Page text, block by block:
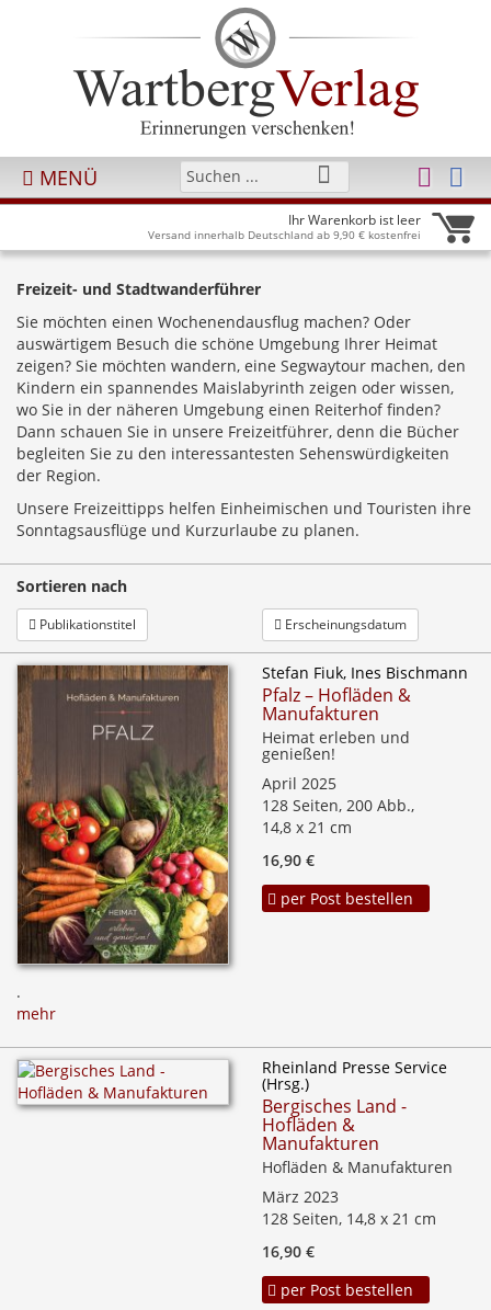
MENÜ
Ihr Warenkorb ist leer
Versand innerhalb Deutschland ab 9,90 € kostenfrei
Freizeit- und Stadtwanderführer
Sie möchten einen Wochenendausflug machen? Oder
auswärtigem Besuch die schöne Umgebung Ihrer Heimat
zeigen? Sie möchten wandern, eine Segwaytour machen, den
Kindern ein spannendes Maislabyrinth zeigen oder wissen,
wo Sie in der näheren Umgebung einen Reiterhof finden?
Dann schauen Sie in unsere Freizeitführer, denn die Bücher
begleiten Sie zu den interessantesten Sehenswürdigkeiten
der Region.
Unsere Freizeittipps helfen Einheimischen und Touristen ihre
Sonntagsausflüge und Kurzurlaube zu planen.
Sortieren nach
Publikationstitel Erscheinungsdatum
Stefan Fiuk, Ines Bischmann
Pfalz – Hofläden &
Manufakturen
Heimat erleben und
genießen!
April 2025
128 Seiten, 200 Abb.,
14,8 x 21 cm
16,90 €
per Post bestellen
.
mehr
Rheinland Presse Service
(Hrsg.)
Bergisches Land -
Hofläden &
Manufakturen
Hofläden & Manufakturen
März 2023
128 Seiten, 14,8 x 21 cm
16,90 €
per Post bestellen